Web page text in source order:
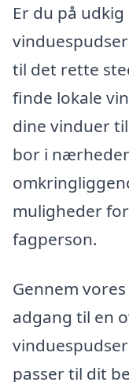
Er du på
til det rette
finde lokale
dine vinduer
bor i
muligheder
fagperson.
Gennem
adgang til en
passer til dit